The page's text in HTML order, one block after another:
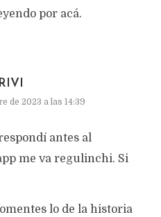
por acá.
de 2023 a las 14:39
antes al
me va regulinchi. Si
lo de la historia